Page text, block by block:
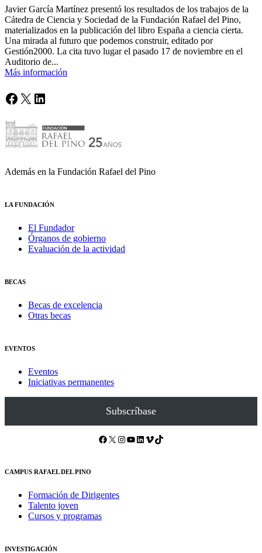
Javier García Martínez presentó los resultados de los trabajos de la
Cátedra de Ciencia y Sociedad de la Fundación Rafael del Pino,
materializados en la publicación del libro España a ciencia cierta.
Una mirada al futuro que podemos construir, editado por
Gestión2000. La cita tuvo lugar el pasado 17 de noviembre en el
Auditorio de...
Más información
Facebook
X LinkedIn
Además en la Fundación Rafael del Pino
LA FUNDACIÓN
El Fundador
Órganos de gobierno
Evaluación de la actividad
BECAS
Becas de excelencia
Otras becas
EVENTOS
Eventos
Iniciativas permanentes
Subscríbase
Facebook X Instagram YouTube LinkedIn Vimeo TikTok
CAMPUS RAFAEL DEL PINO
Formación de Dirigentes
Talento joven
Cursos y programas
INVESTIGACIÓN